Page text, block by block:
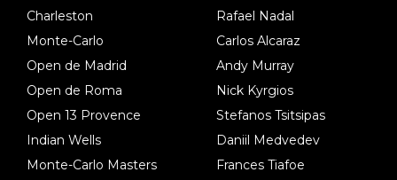
Charleston
Monte-Carlo
Open de Madrid
Open de Roma
Open 13 Provence
Indian Wells
Monte-Carlo Masters
Rafael Nadal
Carlos Alcaraz
Andy Murray
Nick Kyrgios
Stefanos Tsitsipas
Daniil Medvedev
Frances Tiafoe